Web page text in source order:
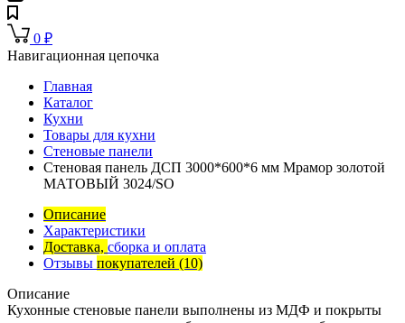
0 ₽
Навигационная цепочка
Главная
Каталог
Кухни
Товары для кухни
Стеновые панели
Стеновая панель ДСП 3000*600*6 мм Мрамор золотой
МАТОВЫЙ 3024/SO
Описание
Характеристики
Доставка, сборка и оплата
Отзывы покупателей (10)
Описание
Кухонные стеновые панели выполнены из МДФ и покрыты